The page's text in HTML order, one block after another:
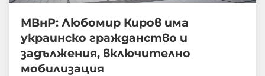
МВнР: Любомир Киров има
украинско гражданство и
задължения, включително
мобилизация